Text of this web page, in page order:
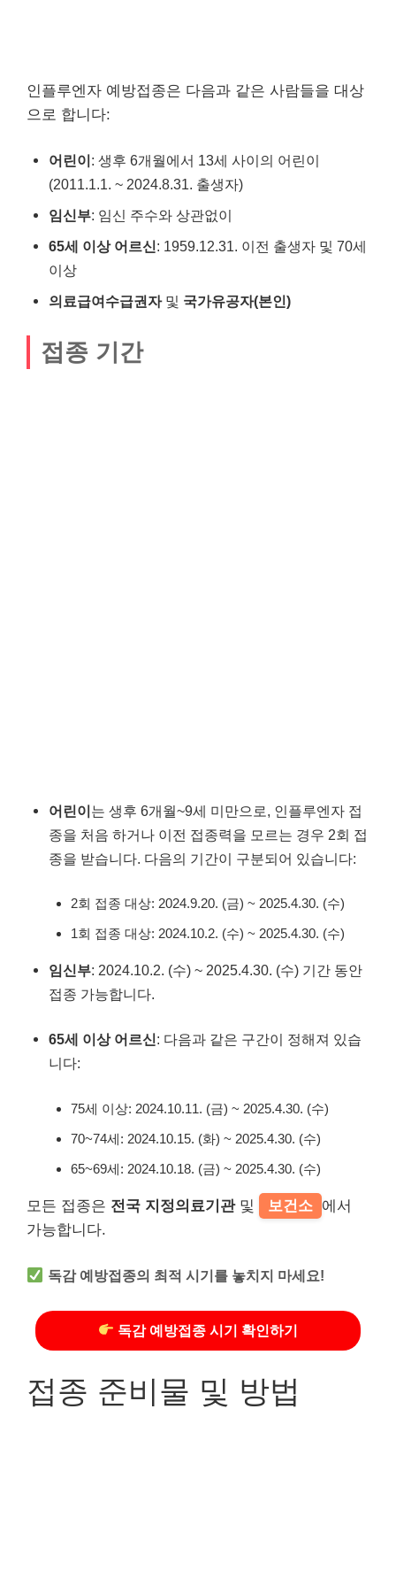
인플루엔자 예방접종은 다음과 같은 사람들을 대상
으로 합니다:
어린이: 생후 6개월에서 13세 사이의 어린이
(2011.1.1. ~ 2024.8.31. 출생자)
임신부: 임신 주수와 상관없이
65세 이상 어르신: 1959.12.31. 이전 출생자 및 70세
이상
의료급여수급권자및 국가유공자(본인)
접종 기간
어린이는 생후 6개월~9세 미만으로, 인플루엔자 접
종을 처음 하거나 이전 접종력을 모르는 경우 2회 접
종을 받습니다. 다음의 기간이 구분되어 있습니다:
2회 접종 대상: 2024.9.20. (금) ~ 2025.4.30. (수)
1회 접종 대상: 2024.10.2. (수) ~ 2025.4.30. (수)
임신부: 2024.10.2. (수) ~ 2025.4.30. (수) 기간 동안
접종 가능합니다.
65세 이상 어르신: 다음과 같은 구간이 정해져 있습
니다:
75세 이상: 2024.10.11. (금) ~ 2025.4.30. (수)
70~74세: 2024.10.15. (화) ~ 2025.4.30. (수)
65~69세: 2024.10.18. (금) ~ 2025.4.30. (수)
모든 접종은 전국 지정의료기관및 보건소 에서
가능합니다.
독감 예방접종의 최적 시기를 놓치지 마세요!
독감 예방접종 시기 확인하기
접종 준비물 및 방법